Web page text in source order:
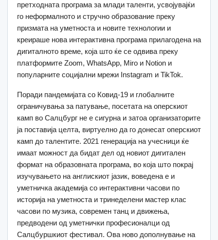
претходната програма за млади таленти, усвојувајќи
го неформалното и стручно образование преку
призмата на уметноста и новите технологии и
креираше нова интерактивна програма прилагодена на
дигиталното време, која што ќе се одвива преку
платформите Zoom, WhatsApp, Miro и Notion и
популарните социјални мрежи Instagram и TikTok.
Поради пандемијата со Ковид-19 и глобалните
ограничувања за патување, посетата на оперскиот
камп во Салцбург не е сигурна и затоа организаторите
ја поставија целта, виртуелно да го донесат оперскиот
камп до талентите. 2021 генерација на учесници ќе
имаат можност да бидат дел од новиот дигитален
формат на образовната програма, во која што покрај
изучувањето на англискиот јазик, воведена e и
уметничка академија со интерактивни часови по
историја на уметноста и тринеделени мастер клас
часови по музика, современ танц и движења,
предводени од уметнички професионалци од
Салцбуршкиот фестивал. Ова ново дополнување на